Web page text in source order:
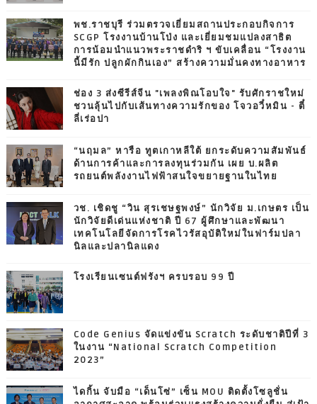
พช.ราชบุรี ร่วมตรวจเยี่ยมสถานประกอบกิจการ
SCGP โรงงานบ้านโป่ง และเยี่ยมชมแปลงสาธิต
การน้อมนำแนวพระราชดำริ ฯ ขับเคลื่อน “โรงงาน
นี้มีรัก ปลูกผักกินเอง” สร้างความมั่นคงทางอาหาร
ช่อง 3 ส่งซีรีส์จีน "เพลงพิณโอบใจ" รับศักราชใหม่
ชวนลุ้นไปกับเส้นทางความรักของ โจวอวี๋หมิน - ตี๋
ลี่เร่อปา
“นฤมล” หารือ ทูตเกาหลีใต้ ยกระดับความสัมพันธ์
ด้านการค้าและการลงทุนร่วมกัน เผย บ.ผลิต
รถยนต์พลังงานไฟฟ้าสนใจขยายฐานในไทย
วช. เชิดชู “วิน สุรเชษฐพงษ์” นักวิจัย ม.เกษตร เป็น
นักวิจัยดีเด่นแห่งชาติ ปี 67 ผู้ศึกษาและพัฒนา
เทคโนโลยีจัดการโรคไวรัสอุบัติใหม่ในฟาร์มปลา
นิลและปลานิลแดง
โรงเรียนเซนต์ฟรังฯ ครบรอบ 99 ปี
Code Genius จัดแข่งขัน Scratch ระดับชาติปีที่ 3
ในงาน “National Scratch Competition
2023”
ไดกิ้น จับมือ “เด็นโซ่” เซ็น MOU ติดตั้งโซลูชั่น